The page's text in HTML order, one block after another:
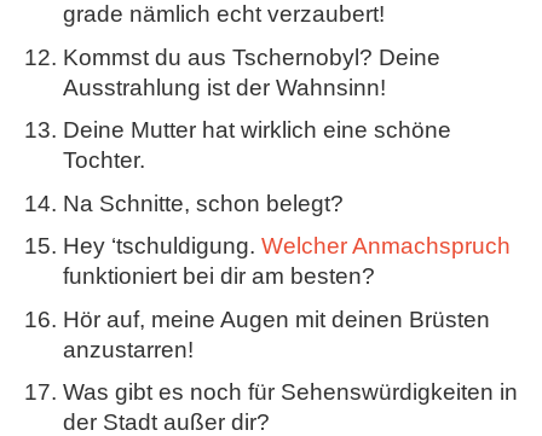
grade nämlich echt verzaubert!
Kommst du aus Tschernobyl? Deine
Ausstrahlung ist der Wahnsinn!
Deine Mutter hat wirklich eine schöne
Tochter.
Na Schnitte, schon belegt?
Hey ‘tschuldigung. Welcher Anmachspruch
funktioniert bei dir am besten?
Hör auf, meine Augen mit deinen Brüsten
anzustarren!
Was gibt es noch für Sehenswürdigkeiten in
der Stadt außer dir?